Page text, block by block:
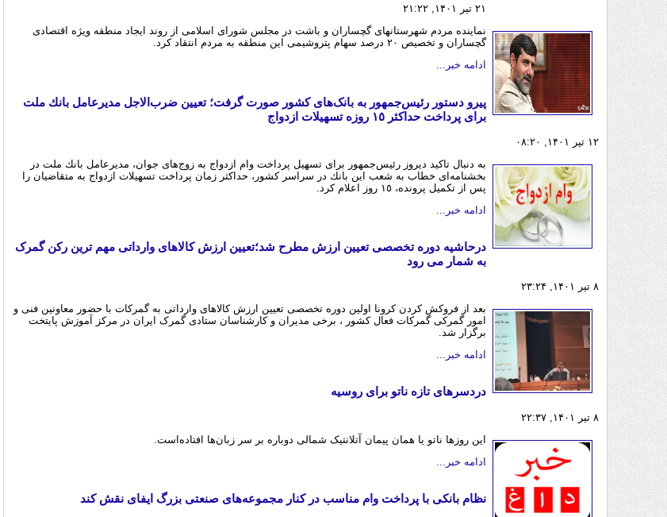
۲۱ تیر ۱۴۰۱, ۲۱:۲۲
نماینده مردم شهرستانهای گچساران و باشت در مجلس شورای اسلامی از روند ایجاد منطقه ویژه اقتصادی
گچساران و تخصیص ۲۰ درصد سهام پتروشیمی این منطقه به مردم انتقاد کرد.
ادامه خبر...
پیرو دستور رئیس‌جمهور به بانک‌های کشور صورت گرفت؛ تعيين ضرب‌الاجل مديرعامل بانك ملت
برای پرداخت حداكثر ١٥ روزه تسهيلات ازدواج
۱۲ تیر ۱۴۰۱, ۰۸:۲۰
به دنبال تاکید دیروز رئیس‌جمهور برای تسهیل پرداخت وام ازدواج به زوج‌های جوان، مديرعامل بانك ملت در
بخشنامه‌ای خطاب به شعب اين بانك در سراسر كشور، حداكثر زمان پرداخت تسهيلات ازدواج به متقاضيان را
پس از تكميل پرونده، ١٥ روز اعلام كرد.
ادامه خبر...
درحاشیه دوره تخصصی تعیین ارزش مطرح شد؛تعیین ارزش کالاهای وارداتی مهم ترین رکن گمرک
به شمار می رود
۸ تیر ۱۴۰۱, ۲۳:۲۴
بعد از فروکش کردن کرونا اولین دوره تخصصی تعیین ارزش کالاهای وارداتی به گمرکات با حضور معاونین فنی و
امور گمرکی گمرکات فعال کشور ، برخی مدیران و کارشناسان ستادی گمرک ایران در مرکز آموزش پایتخت
برگزار شد.
ادامه خبر...
دردسرهای تازه ناتو برای روسیه
۸ تیر ۱۴۰۱, ۲۲:۳۷
این روزها ناتو یا همان پیمان آتلانتیک شمالی دوباره بر سر زبان‌ها افتاده‌است.
ادامه خبر...
نظام بانکی با پرداخت وام مناسب در کنار مجموعه‌های صنعتی بزرگ ایفای نقش کند